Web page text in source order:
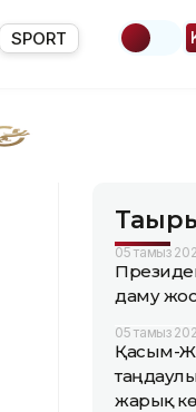
SPORT
05 тамыз
даму
05 тамыз
Қасым-
жарық